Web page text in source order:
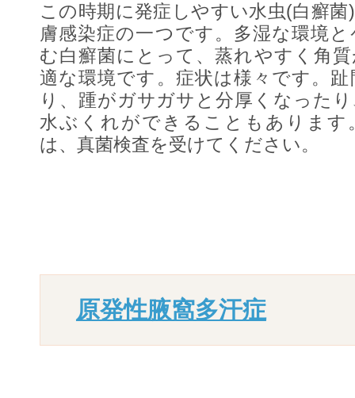
この時期に発症しやすい水虫(白癬菌
膚感染症の一つです。多湿な環境
む白癬菌にとって、蒸れやすく角
適な環境です。症状は様々です。
り、踵がガサガサと分厚くなった
水ぶくれができることもあります
は、真菌検査を受けてください。
原発性腋窩多汗症